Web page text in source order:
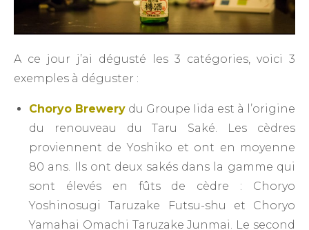
A ce jour j’ai dégusté les 3 catégories, voici 3
exemples à déguster :
Choryo Brewery du Groupe Iida est à l’origine
du renouveau du Taru Saké. Les cèdres
proviennent de Yoshiko et ont en moyenne
80 ans. Ils ont deux sakés dans la gamme qui
sont élevés en fûts de cèdre : Choryo
Yoshinosugi Taruzake Futsu-shu et Choryo
Yamahai Omachi Taruzake Junmai. Le second